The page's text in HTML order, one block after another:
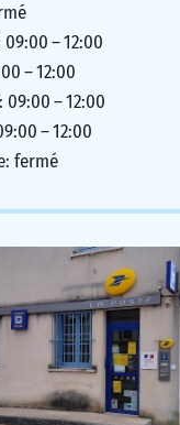
– 12:00
– 12:00
– 12:00
– 12:00
fermé